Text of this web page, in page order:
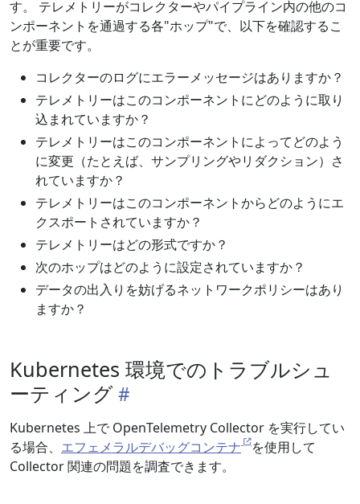
す。 テレメトリーがコレクターやパイプライン内の他のコ
ンポーネントを通過する各"ホップ"で、以下を確認するこ
とが重要です。
コレクターのログにエラーメッセージはありますか？
テレメトリーはこのコンポーネントにどのように取り
込まれていますか？
テレメトリーはこのコンポーネントによってどのよう
に変更（たとえば、サンプリングやリダクション）さ
れていますか？
テレメトリーはこのコンポーネントからどのようにエ
クスポートされていますか？
テレメトリーはどの形式ですか？
次のホップはどのように設定されていますか？
データの出入りを妨げるネットワークポリシーはあり
ますか？
Kubernetes 環境でのトラブルシュ
ーティング
Kubernetes 上で OpenTelemetry Collector を実行してい
る場合、 エフェメラルデバッグコンテナ
を使用して
Collector 関連の問題を調査できます。